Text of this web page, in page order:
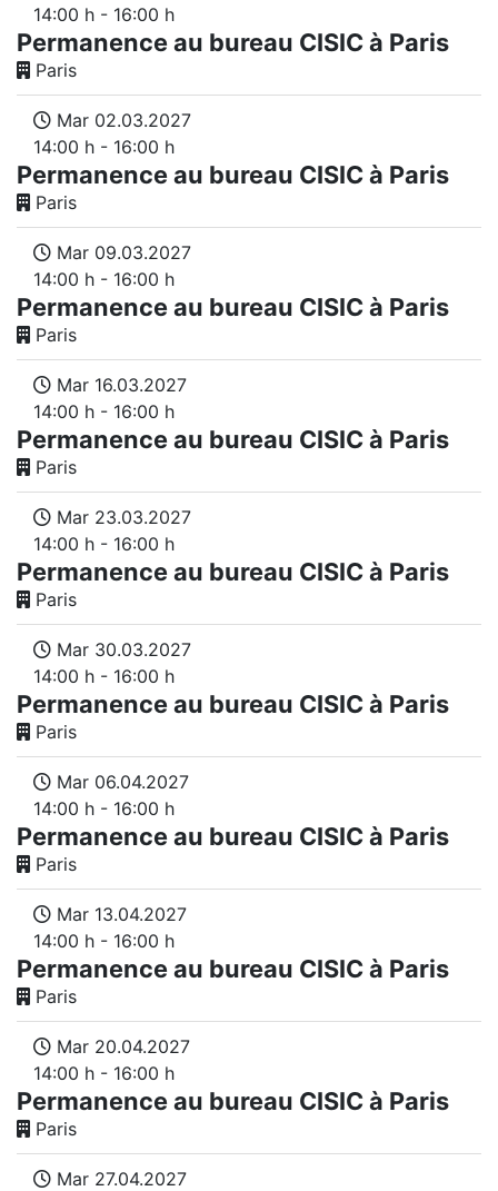
14:00 h - 16:00 h
Permanence au bureau CISIC à Paris
Paris
Mar 02.03.2027
14:00 h - 16:00 h
Permanence au bureau CISIC à Paris
Paris
Mar 09.03.2027
14:00 h - 16:00 h
Permanence au bureau CISIC à Paris
Paris
Mar 16.03.2027
14:00 h - 16:00 h
Permanence au bureau CISIC à Paris
Paris
Mar 23.03.2027
14:00 h - 16:00 h
Permanence au bureau CISIC à Paris
Paris
Mar 30.03.2027
14:00 h - 16:00 h
Permanence au bureau CISIC à Paris
Paris
Mar 06.04.2027
14:00 h - 16:00 h
Permanence au bureau CISIC à Paris
Paris
Mar 13.04.2027
14:00 h - 16:00 h
Permanence au bureau CISIC à Paris
Paris
Mar 20.04.2027
14:00 h - 16:00 h
Permanence au bureau CISIC à Paris
Paris
Mar 27.04.2027